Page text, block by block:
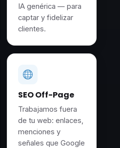
IA genérica — para
captar y fidelizar
clientes.
SEO Off-Page
Trabajamos fuera
de tu web: enlaces,
menciones y
señales que Google